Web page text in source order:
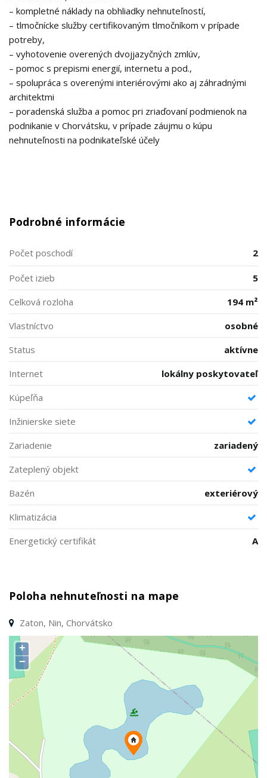
– kompletné náklady na obhliadky nehnuteľností,
– tlmočnícke služby certifikovaným tlmočníkom v prípade
potreby,
– vyhotovenie overených dvojjazyčných zmlúv,
– pomoc s prepismi energií, internetu a pod.,
– spolupráca s overenými interiérovými ako aj záhradnými
architektmi
– poradenská služba a pomoc pri zriaďovaní podmienok na
podnikanie v Chorvátsku, v prípade záujmu o kúpu
nehnuteľnosti na podnikateľské účely
Podrobné informácie
Počet poschodí 2
Počet izieb
5
Celková rozloha
194 m²
Vlastníctvo
osobné
Status
aktívne
Internet
lokálny poskytovateľ
Kúpeľňa
Inžinierske siete
Zariadenie
zariadený
Zateplený objekt
Bazén
exteriérový
Klimatizácia
Energetický certifikát
A
Poloha nehnuteľnosti na mape
Zaton, Nin, Chorvátsko
+
−